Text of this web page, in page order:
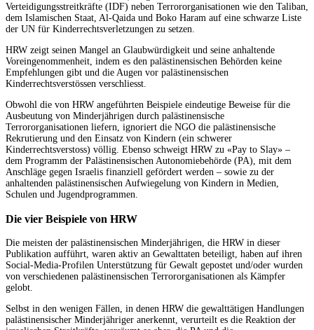
Verteidigungsstreitkräfte (IDF) neben Terrororganisationen wie den Taliban,
dem Islamischen Staat, Al-Qaida und Boko Haram auf eine schwarze Liste
der UN für Kinderrechtsverletzungen zu setzen.
HRW zeigt seinen Mangel an Glaubwürdigkeit und seine anhaltende
Voreingenommenheit, indem es den palästinensischen Behörden keine
Empfehlungen gibt und die Augen vor palästinensischen
Kinderrechtsverstössen verschliesst.
Obwohl die von HRW angeführten Beispiele eindeutige Beweise für die
Ausbeutung von Minderjährigen durch palästinensische
Terrororganisationen liefern, ignoriert die NGO die palästinensische
Rekrutierung und den Einsatz von Kindern (ein schwerer
Kinderrechtsverstoss) völlig. Ebenso schweigt HRW zu «Pay to Slay» –
dem Programm der Palästinensischen Autonomiebehörde (PA), mit dem
Anschläge gegen Israelis finanziell gefördert werden – sowie zu der
anhaltenden palästinensischen Aufwiegelung von Kindern in Medien,
Schulen und Jugendprogrammen.
Die vier Beispiele von HRW
Die meisten der palästinensischen Minderjährigen, die HRW in dieser
Publikation aufführt, waren aktiv an Gewalttaten beteiligt, haben auf ihren
Social-Media-Profilen Unterstützung für Gewalt gepostet und/oder wurden
von verschiedenen palästinensischen Terrororganisationen als Kämpfer
gelobt.
Selbst in den wenigen Fällen, in denen HRW die gewalttätigen Handlungen
palästinensischer Minderjähriger anerkennt, verurteilt es die Reaktion der